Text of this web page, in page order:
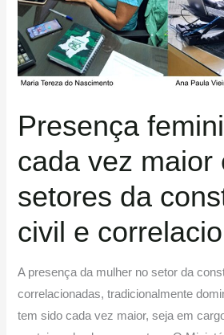
Presença
cada vez maior
setores da
civil e
A presença da mulher no setor da
correlacionadas, tradicionalmente
tem sido cada vez maior, seja em
maior
em
setores
da
civil
correlacionados